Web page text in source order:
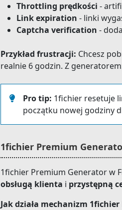
Throttling prędkości -
Link expiration - linki
Captcha verification -
Przykład frustracji: Chcesz
realnie 6 godzin. Z
Pro tip: 1fichier resetuje
początku nowej godziny
1fichier Premium
1fichier Premium Generator w
obsługą klienta i przystępną
Jak działa mechanizm